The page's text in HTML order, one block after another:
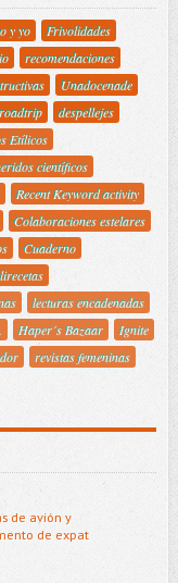
y yo
Frivolidades
recomendaciones
Unadocenade
despellejes
Etílicos
científicos
Recent Keyword activity
Colaboraciones estelares
Cuaderno
lecturas encadenadas
Haper´s Bazaar
Ignite
revistas femeninas
de avión y
de expat